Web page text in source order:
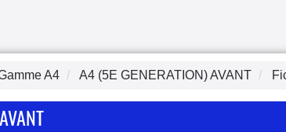
A4 A4 (5E GENERATION) AVANT